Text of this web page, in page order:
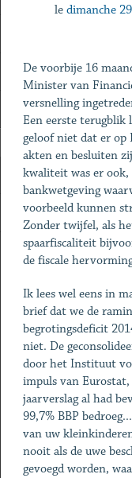
le dimanche
De voorbije 16
Minister van
versnelling
Een eerste terugblik
geloof niet dat er op
akten en besluiten
kwaliteit was er
bankwetgeving
voorbeeld kunnen
Zonder twijfel, als
spaarfiscaliteit
de fiscale
Ik lees wel eens in
brief dat we de
begrotingsdeficit
niet. De
door het Instituut
impuls van
jaarverslag al had
99,7% BBP
van uw
nooit als de uwe
gevoegd worden,